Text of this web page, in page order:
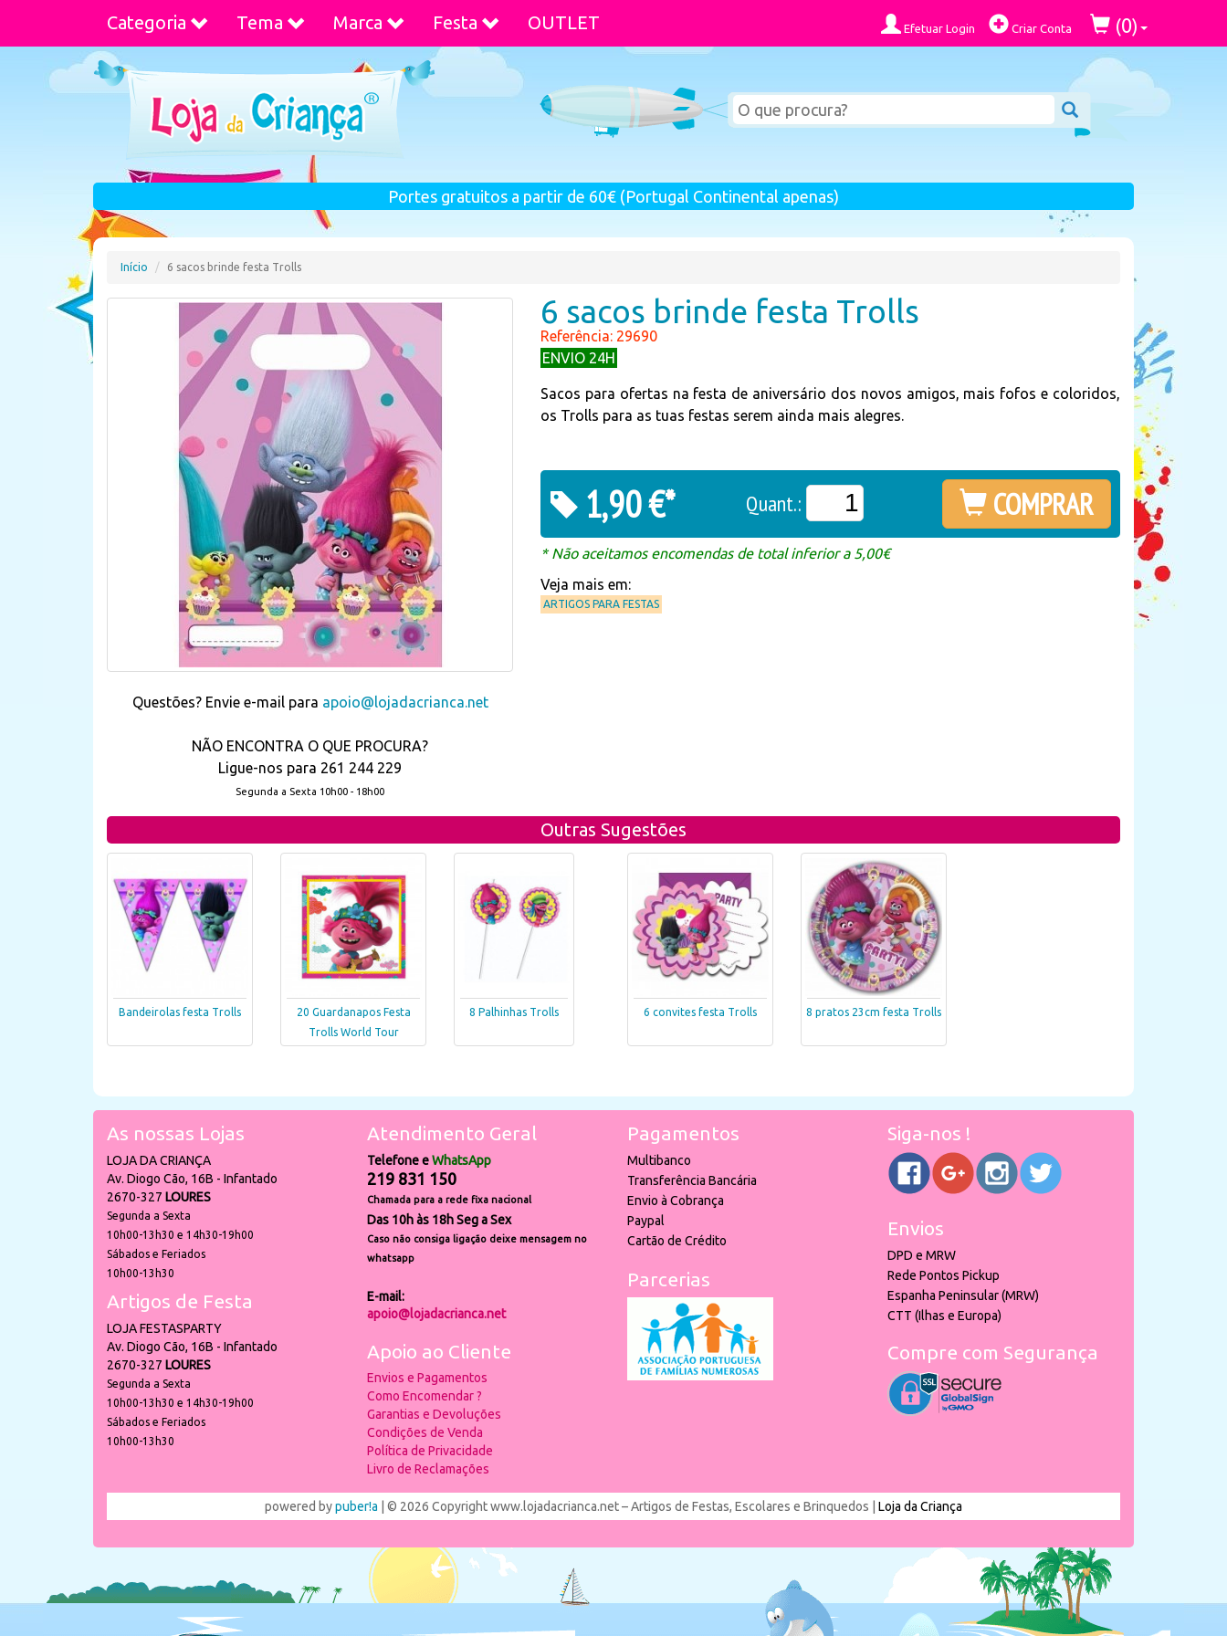
Categoria Tema Marca Festa OUTLET Efetuar Login Criar Conta (0)
Portes gratuitos a partir de 60€ (Portugal Continental apenas)
Início 6 sacos brinde festa Trolls
Questões? Envie e-mail para apoio@lojadacrianca.net
NÃO ENCONTRA O QUE PROCURA?
Ligue-nos para 261 244 229
Segunda a Sexta 10h00 - 18h00
6 sacos brinde festa Trolls
Referência: 29690
ENVIO 24H
Sacos para ofertas na festa de aniversário dos novos amigos, mais fofos e coloridos,
os Trolls para as tuas festas serem ainda mais alegres.
1,90 €* Quant.: COMPRAR
* Não aceitamos encomendas de total inferior a 5,00€
Veja mais em:
ARTIGOS PARA FESTAS
Outras Sugestões
Bandeirolas festa Trolls
20 Guardanapos Festa
Trolls World Tour
8 Palhinhas Trolls 6 convites festa Trolls 8 pratos 23cm festa Trolls
As nossas Lojas
LOJA DA CRIANÇA
Av. Diogo Cão, 16B - Infantado
2670-327 LOURES
Segunda a Sexta
10h00-13h30 e 14h30-19h00
Sábados e Feriados
10h00-13h30
Artigos de Festa
LOJA FESTASPARTY
Av. Diogo Cão, 16B - Infantado
2670-327 LOURES
Segunda a Sexta
10h00-13h30 e 14h30-19h00
Sábados e Feriados
10h00-13h30
Atendimento Geral
Telefone eWhatsApp
219 831 150
Chamada para a rede fixa nacional
Das 10h às 18h Seg a Sex
Caso não consiga ligação deixe mensagem no
whatsapp
E-mail:
apoio@lojadacrianca.net
Apoio ao Cliente
Envios e Pagamentos
Como Encomendar ?
Garantias e Devoluções
Condições de Venda
Política de Privacidade
Livro de Reclamações
Pagamentos
Multibanco
Transferência Bancária
Envio à Cobrança
Paypal
Cartão de Crédito
Parcerias
Siga-nos !
Envios
DPD e MRW
Rede Pontos Pickup
Espanha Peninsular (MRW)
CTT (Ilhas e Europa)
Compre com Segurança
powered bypuber!a | © 2026 Copyright www.lojadacrianca.net – Artigos de Festas, Escolares e Brinquedos | Loja da Criança